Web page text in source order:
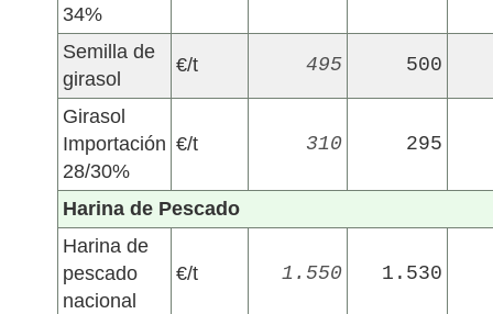
34%
Semilla de
girasol
€/t 495 500
Girasol
Importación
28/30%
€/t 310 295
Harina de Pescado
Harina de
pescado
nacional
€/t 1.550 1.530